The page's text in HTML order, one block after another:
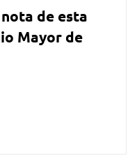
de esta
Mayor de